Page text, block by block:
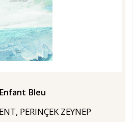
Bleu
PERINÇEK ZEYNEP